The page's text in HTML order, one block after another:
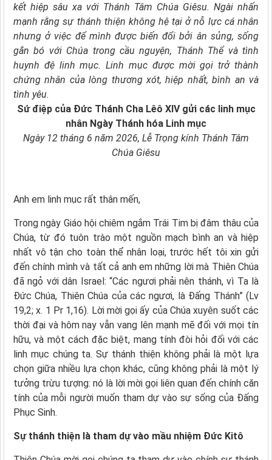
kết hiệp sâu xa với Thánh Tâm Chúa Giêsu. Ngài nhấn
mạnh rằng sự thánh thiện không hệ tại ở nỗ lực cá nhân
nhưng ở việc để mình được biến đổi bởi ân sủng, sống
gắn bó với Chúa trong cầu nguyện, Thánh Thể và tình
huynh đệ linh mục. Linh mục được mời gọi trở thành
chứng nhân của lòng thương xót, hiệp nhất, bình an và
tình yêu.
Sứ điệp của Đức Thánh Cha Lêô XIV gửi các linh mục
nhân Ngày Thánh hóa Linh mục
Ngày 12 tháng 6 năm 2026, Lễ Trọng kính Thánh Tâm
Chúa Giêsu
Anh em linh mục rất thân mến,
Trong ngày Giáo hội chiêm ngắm Trái Tim bị đâm thâu của
Chúa, từ đó tuôn trào một nguồn mạch bình an và hiệp
nhất vô tận cho toàn thể nhân loại, trước hết tôi xin gửi
đến chính mình và tất cả anh em những lời mà Thiên Chúa
đã ngỏ với dân Israel: “Các ngươi phải nên thánh, vì Ta là
Đức Chúa, Thiên Chúa của các ngươi, là Đấng Thánh” (Lv
19,2; x. 1 Pr 1,16). Lời mời gọi ấy của Chúa xuyên suốt các
thời đại và hôm nay vẫn vang lên mạnh mẽ đối với mọi tín
hữu, và một cách đặc biệt, mang tính đòi hỏi đối với các
linh mục chúng ta. Sự thánh thiện không phải là một lựa
chọn giữa nhiều lựa chọn khác, cũng không phải là một lý
tưởng trừu tượng: nó là lời mời gọi liên quan đến chính căn
tính của mỗi người muốn tham dự vào sự sống của Đấng
Phục Sinh.
Sự thánh thiện là tham dự vào mầu nhiệm Đức Kitô